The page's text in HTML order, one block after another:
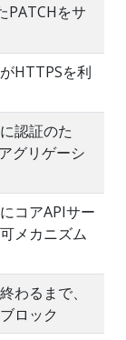
PATCHをサ
HTTPSを利
認証のた
グリゲーシ
コアAPIサー
メカニズム
わるまで、
ロック